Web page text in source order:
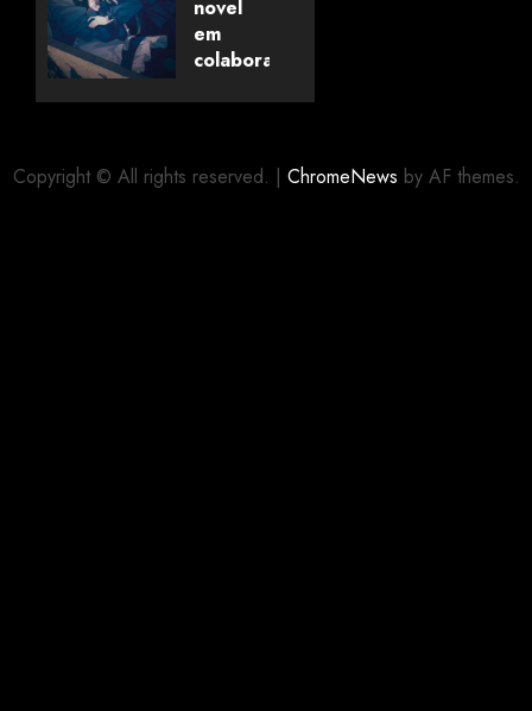
Universo
dos
Livros
novel
em
colaboração
Copyright © All rights reserved. | ChromeNews by AF themes.